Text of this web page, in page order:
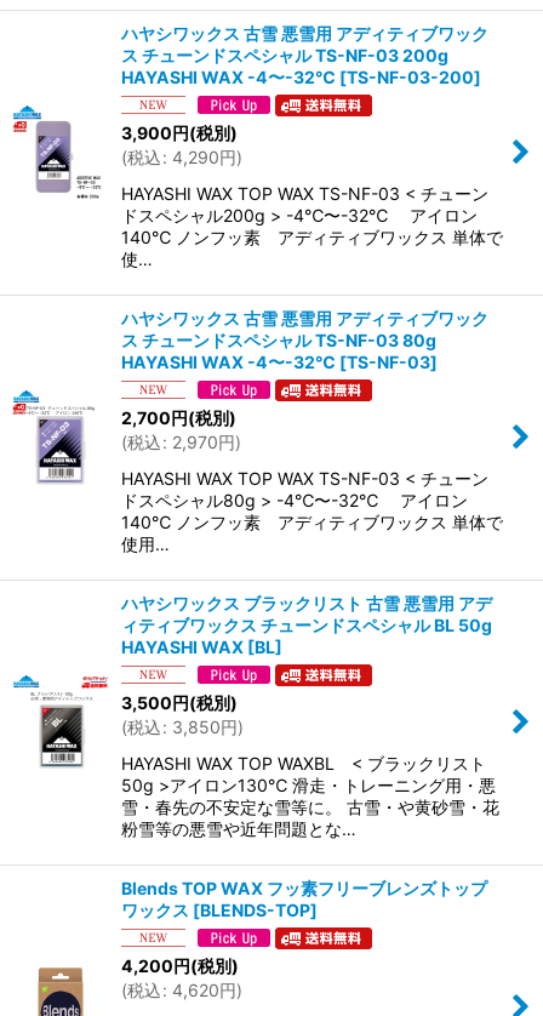
ハヤシワックス 古雪 悪雪用 アディティブワック
ス チューンドスペシャル TS-NF-03 200g
HAYASHI WAX -4〜-32℃ [TS-NF-03-200]
3,900円(税別)
(税込: 4,290円)
HAYASHI WAX TOP WAX TS-NF-03 < チューン
ドスペシャル200g > -4℃〜-32℃ アイロン
140℃ ノンフッ素 アディティブワックス 単体で
使…
ハヤシワックス 古雪 悪雪用 アディティブワック
ス チューンドスペシャル TS-NF-03 80g
HAYASHI WAX -4〜-32℃ [TS-NF-03]
2,700円(税別)
(税込: 2,970円)
HAYASHI WAX TOP WAX TS-NF-03 < チューン
ドスペシャル80g > -4℃〜-32℃ アイロン
140℃ ノンフッ素 アディティブワックス 単体で
使用…
ハヤシワックス ブラックリスト 古雪 悪雪用 アデ
ィティブワックス チューンドスペシャル BL 50g
HAYASHI WAX [BL]
3,500円(税別)
(税込: 3,850円)
HAYASHI WAX TOP WAXBL < ブラックリスト
50g >アイロン130℃ 滑走・トレーニング用・悪
雪・春先の不安定な雪等に。 古雪・や黄砂雪・花
粉雪等の悪雪や近年問題とな…
Blends TOP WAX フッ素フリーブレンズトップ
ワックス [BLENDS-TOP]
4,200円(税別)
(税込: 4,620円)